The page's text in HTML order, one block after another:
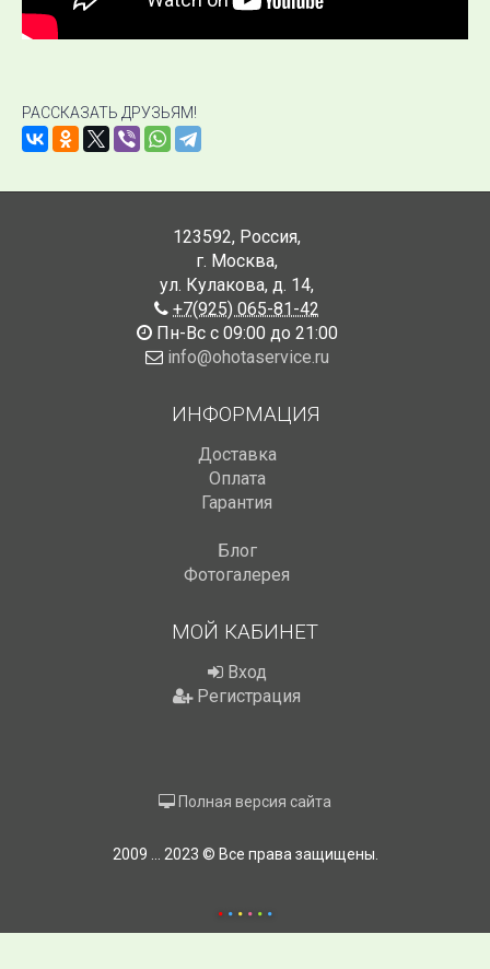
РАССКАЗАТЬ ДРУЗЬЯМ!
123592, Россия,
г. Москва,
ул. Кулакова, д. 14,
+7(925) 065-81-42
Пн-Вс с 09:00 до 21:00
info@ohotaservice.ru
ИНФОРМАЦИЯ
Доставка
Оплата
Гарантия
Блог
Фотогалерея
МОЙ КАБИНЕТ
Вход
Регистрация
Полная версия сайта
2009 ... 2023 © Все права защищены.